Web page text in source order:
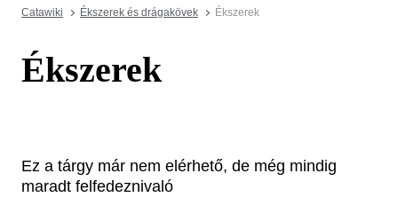
Catawiki Ékszerek és drágakövek Ékszerek
Ékszerek
Ez a tárgy már nem elérhető, de még mindig
maradt felfedeznivaló